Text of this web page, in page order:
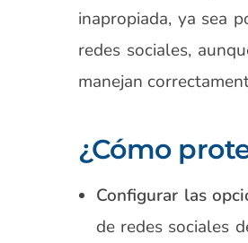
inapropiada, ya sea
redes sociales,
manejan
¿Cómo
Configurar las
de redes sociales